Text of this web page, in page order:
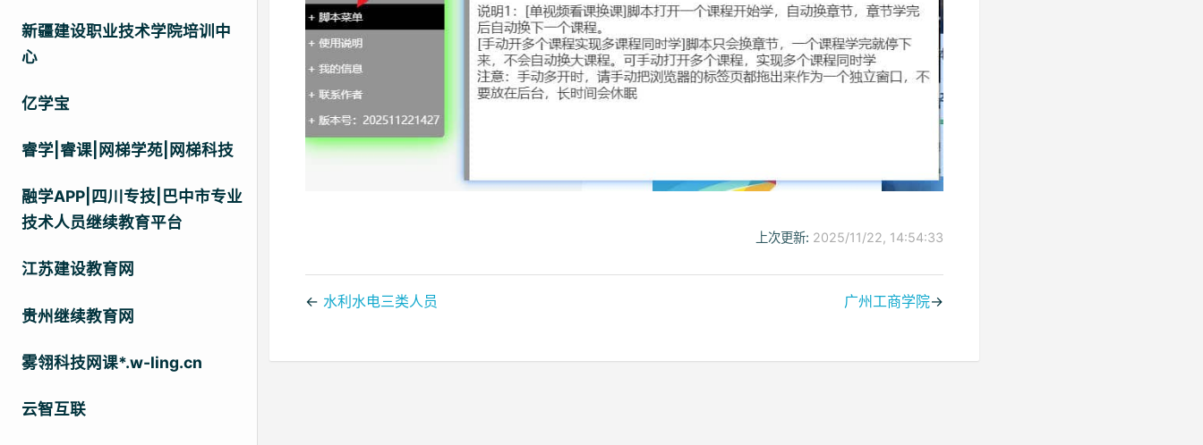
新疆建设职业技术学院培训中
心
亿学宝
睿学|睿课|网梯学苑|网梯科技
融学APP|四川专技|巴中市专业
技术人员继续教育平台
江苏建设教育网
贵州继续教育网
雾翎科技网课*.w-ling.cn
云智互联
上次更新: 2025/11/22, 14:54:33
← 水利水电三类人员 广州工商学院→